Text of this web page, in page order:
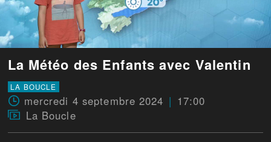
La Météo des Enfants avec Valentin
LA BOUCLE
mercredi 4 septembre 2024
17:00
La Boucle